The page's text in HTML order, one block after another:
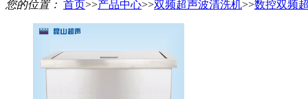
您的位置： 首页>>产品中心>>双频超声波清洗机>>数控双频